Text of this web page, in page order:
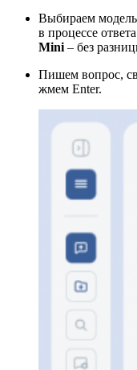
Выбираем
в процессе
Mini – без
Пишем вопрос,
жмем Enter.